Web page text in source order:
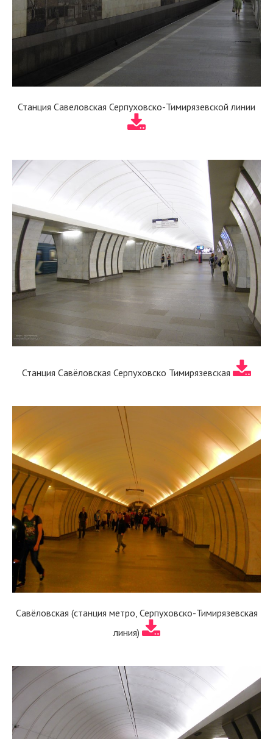
Станция Савеловская Серпуховско-Тимирязевской линии
Станция Савёловская Серпуховско Тимирязевская
Савёловская (станция метро, Серпуховско-Тимирязевская
линия)